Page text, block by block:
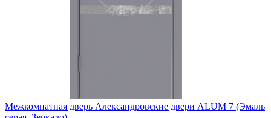
Межкомнатная дверь Александровские двери ALUM 7 (Эмаль